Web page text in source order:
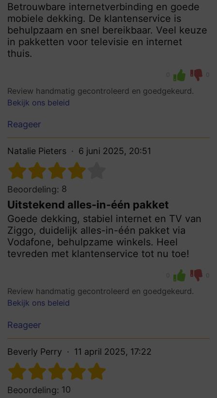
Betrouwbare internetverbinding en goede
mobiele dekking. De klantenservice is
behulpzaam en snel bereikbaar. Veel keuze
in pakketten voor televisie en internet
thuis.
0 0
Review handmatig gecontroleerd en goedgekeurd.
Bekijk ons beleid
Reageer
Natalie Pieters 6 juni 2025, 20:51
Beoordeling: 8
Uitstekend alles-in-één pakket
Goede dekking, stabiel internet en TV van
Ziggo, duidelijk alles-in-één pakket via
Vodafone, behulpzame winkels. Heel
tevreden met klantenservice tot nu toe!
0 0
Review handmatig gecontroleerd en goedgekeurd.
Bekijk ons beleid
Reageer
Beverly Perry 11 april 2025, 17:22
Beoordeling: 10